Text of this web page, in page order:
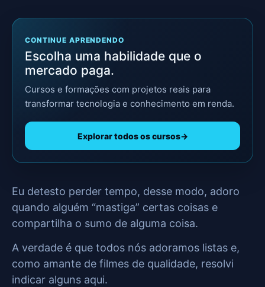
CONTINUE APRENDENDO
Escolha uma habilidade que o
mercado paga.
Cursos e formações com projetos reais para
transformar tecnologia e conhecimento em renda.
Explorar todos os cursos→
Eu detesto perder tempo, desse modo, adoro
quando alguém “mastiga” certas coisas e
compartilha o sumo de alguma coisa.
A verdade é que todos nós adoramos listas e,
como amante de filmes de qualidade, resolvi
indicar alguns aqui.